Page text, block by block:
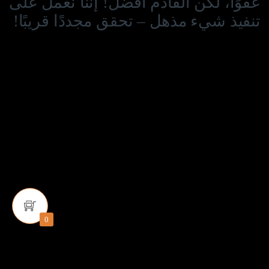
تنفيذ شيء مذهل – تحقق مجددًا قريبًا!
0